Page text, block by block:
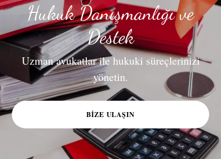
Hukuk Danışmanlığı ve
Destek
Uzman avukatlar ile hukuki süreçlerinizi
yönetin.
BIZE ULAŞIN